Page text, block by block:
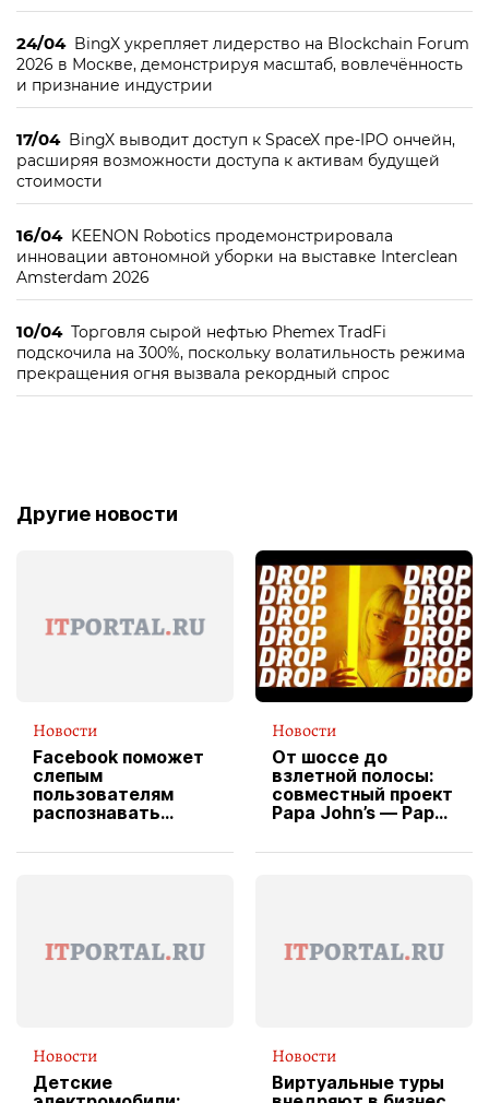
24/04 BingX укрепляет лидерство на Blockchain Forum
2026 в Москве, демонстрируя масштаб, вовлечённость
и признание индустрии
17/04 BingX выводит доступ к SpaceX пре-IPO ончейн,
расширяя возможности доступа к активам будущей
стоимости
16/04 KEENON Robotics продемонстрировала
инновации автономной уборки на выставке Interclean
Amsterdam 2026
10/04 Торговля сырой нефтью Phemex TradFi
подскочила на 300%, поскольку волатильность режима
прекращения огня вызвала рекордный спрос
Другие новости
Новости
Facebook поможет
слепым
пользователям
распознавать
Новости
От шоссе до
взлетной полосы:
совместный проект
Papa John’s — Papa
вводит
Новости
Детские
Новости
Виртуальные туры